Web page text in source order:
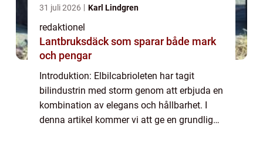
31 juli 2026 Karl Lindgren
redaktionel
Lantbruksdäck som sparar både mark
och pengar
Introduktion: Elbilcabrioleten har tagit
bilindustrin med storm genom att erbjuda en
kombination av elegans och hållbarhet. I
denna artikel kommer vi att ge en grundlig